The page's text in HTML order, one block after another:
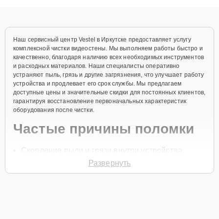
Наш сервисный центр Vestel в Иркутске предоставляет услугу
комплексной чистки видеостены. Мы выполняем работы быстро и
качественно, благодаря наличию всех необходимых инструментов
и расходных материалов. Наши специалисты оперативно
устраняют пыль, грязь и другие загрязнения, что улучшает работу
устройства и продлевает его срок службы. Мы предлагаем
доступные цены и значительные скидки для постоянных клиентов,
гарантируя восстановление первоначальных характеристик
оборудования после чистки.
Частые причины поломки
Скопление пыли и грязи внутри устройства.
Засорение системы охлаждения.
Развернуть